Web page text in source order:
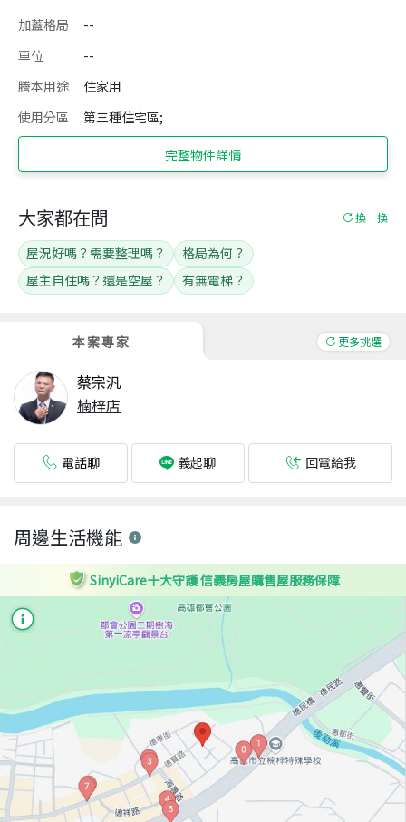
加蓋格局
--
車位
--
謄本用途
住家用
使用分區
第三種住宅區;
完整物件詳情
本案專家 更多挑選
蔡宗汎
楠梓店
電話聊 義起聊 回電給我
大家都在問 換一換
屋況好嗎？需要整理嗎？
格局為何？
屋主自住嗎？還是空屋？
有無電梯？
周邊生活機能
SinyiCare十大守護 信義房屋購售屋服務保障